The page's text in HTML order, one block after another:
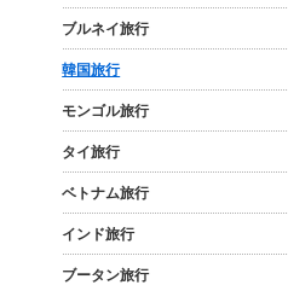
ブルネイ旅行
韓国旅行
モンゴル旅行
タイ旅行
ベトナム旅行
インド旅行
ブータン旅行